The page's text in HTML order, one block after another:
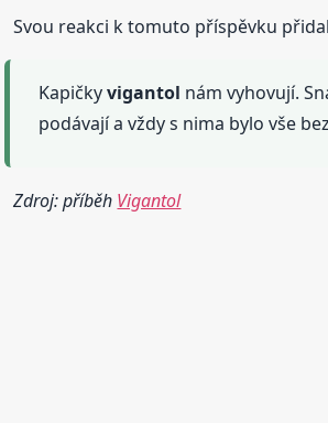
Svou reakci k tomuto příspěvku
Kapičkyvigantol nám vyhovují.
podávají a vždy s nima bylo vše
Zdroj: příběh Vigantol